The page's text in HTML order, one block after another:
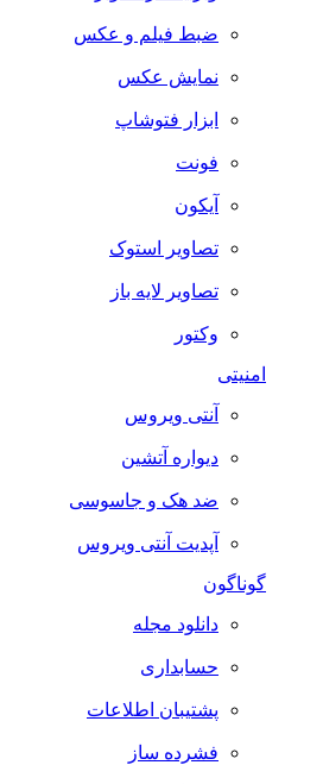
ضبط فيلم و عكس
نمایش عکس
ابزار فتوشاپ
فونت
آیکون
تصاویر استوک
تصاویر لایه باز
وکتور
آنتی ویروس
دیواره آتشین
ضد هک و جاسوسی
آپدیت آنتی ویروس
گوناگون
دانلود مجله
حسابداری
پشتیبان اطلاعات
فشرده ساز